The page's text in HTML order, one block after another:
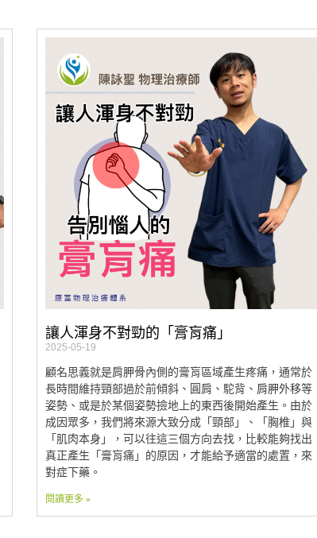
讓人渾身不對勁的「膏肓痛」
2025-05-19
顧名思義就是肩胛骨內側的膏肓區域產生疼痛，通常於
長時間維持頸部過於前傾斜、圓肩、駝背、肩胛外移等
姿勢、或是於某個姿勢撿地上的東西後開始產生。由於
成因眾多，我們將來源大致分成「頸部」、「胸椎」與
「肌肉本身」，可以往這三個方向去找，比較能夠找出
真正產生「膏肓痛」的原因，才能給予適當的處置，來
對症下藥。
閱讀更多 »